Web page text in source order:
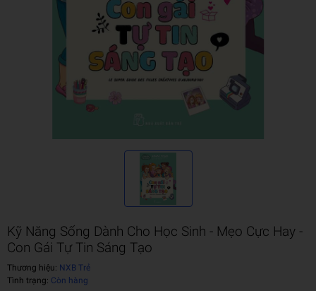
Kỹ Năng Sống Dành Cho Học Sinh - Mẹo Cực Hay -
Con Gái Tự Tin Sáng Tạo
Thương hiệu: NXB Trẻ
Tình trạng: Còn hàng